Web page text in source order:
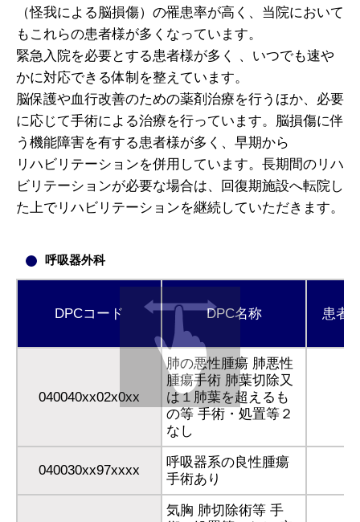
（怪我による脳損傷）の罹患率が高く、当院において
もこれらの患者様が多くなっています。
緊急入院を必要とする患者様が多く 、いつでも速や
かに対応できる体制を整えています。
脳保護や血行改善のための薬剤治療を行うほか、必要
に応じて手術による治療を行っています。脳損傷に伴
う機能障害を有する患者様が多く、早期から
リハビリテーションを併用しています。長期間のリハ
ビリテーションが必要な場合は、回復期施設へ転院し
た上でリハビリテーションを継続していただきます。
呼吸器外科
DPCコード DPC名称 患者
040040xx02x0xx
肺の悪性腫瘍 肺悪性
腫瘍手術 肺葉切除又
は１肺葉を超えるも
の等 手術・処置等２
なし
040030xx97xxxx
呼吸器系の良性腫瘍
手術あり
気胸 肺切除術等 手